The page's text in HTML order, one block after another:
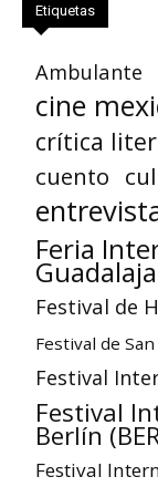
Etiquetas
Ambulante
cine
crítica
cuento
Feria
Festival de
Festival de
Festival
Festival
Berlín
Festival